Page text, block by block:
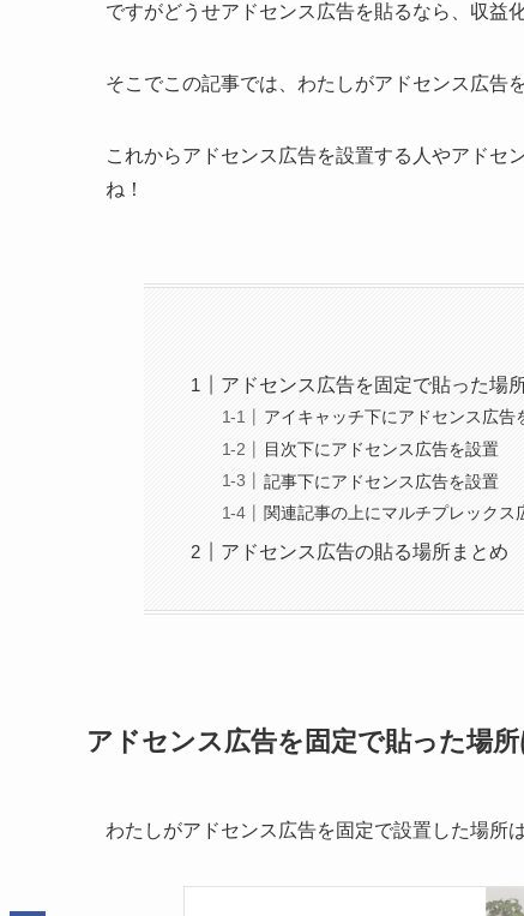
ですがどうせアドセンス広告を貼るなら、収益
そこでこの記事では、わたしがアドセンス広告
これからアドセンス広告を設置する人やアドセ
ね！
アドセンス広告を固定で貼った場
アイキャッチ下にアドセンス広告
目次下にアドセンス広告を設置
記事下にアドセンス広告を設置
関連記事の上にマルチプレックス
アドセンス広告の貼る場所まとめ
アドセンス広告を固定で貼った場
わたしがアドセンス広告を固定で設置した場所